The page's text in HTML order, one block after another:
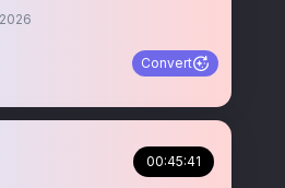
Convert
くら) 00:45:41